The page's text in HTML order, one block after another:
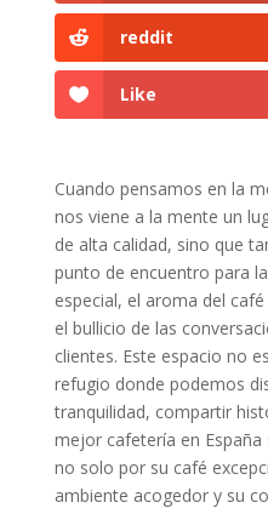
reddit
Like
Cuando pensamos en la
nos viene a la mente un
de alta calidad, sino que
punto de encuentro para
especial, el aroma del
el bullicio de las
clientes. Este espacio no
refugio donde podemos
tranquilidad, compartir
mejor cafetería en
no solo por su café
ambiente acogedor y su